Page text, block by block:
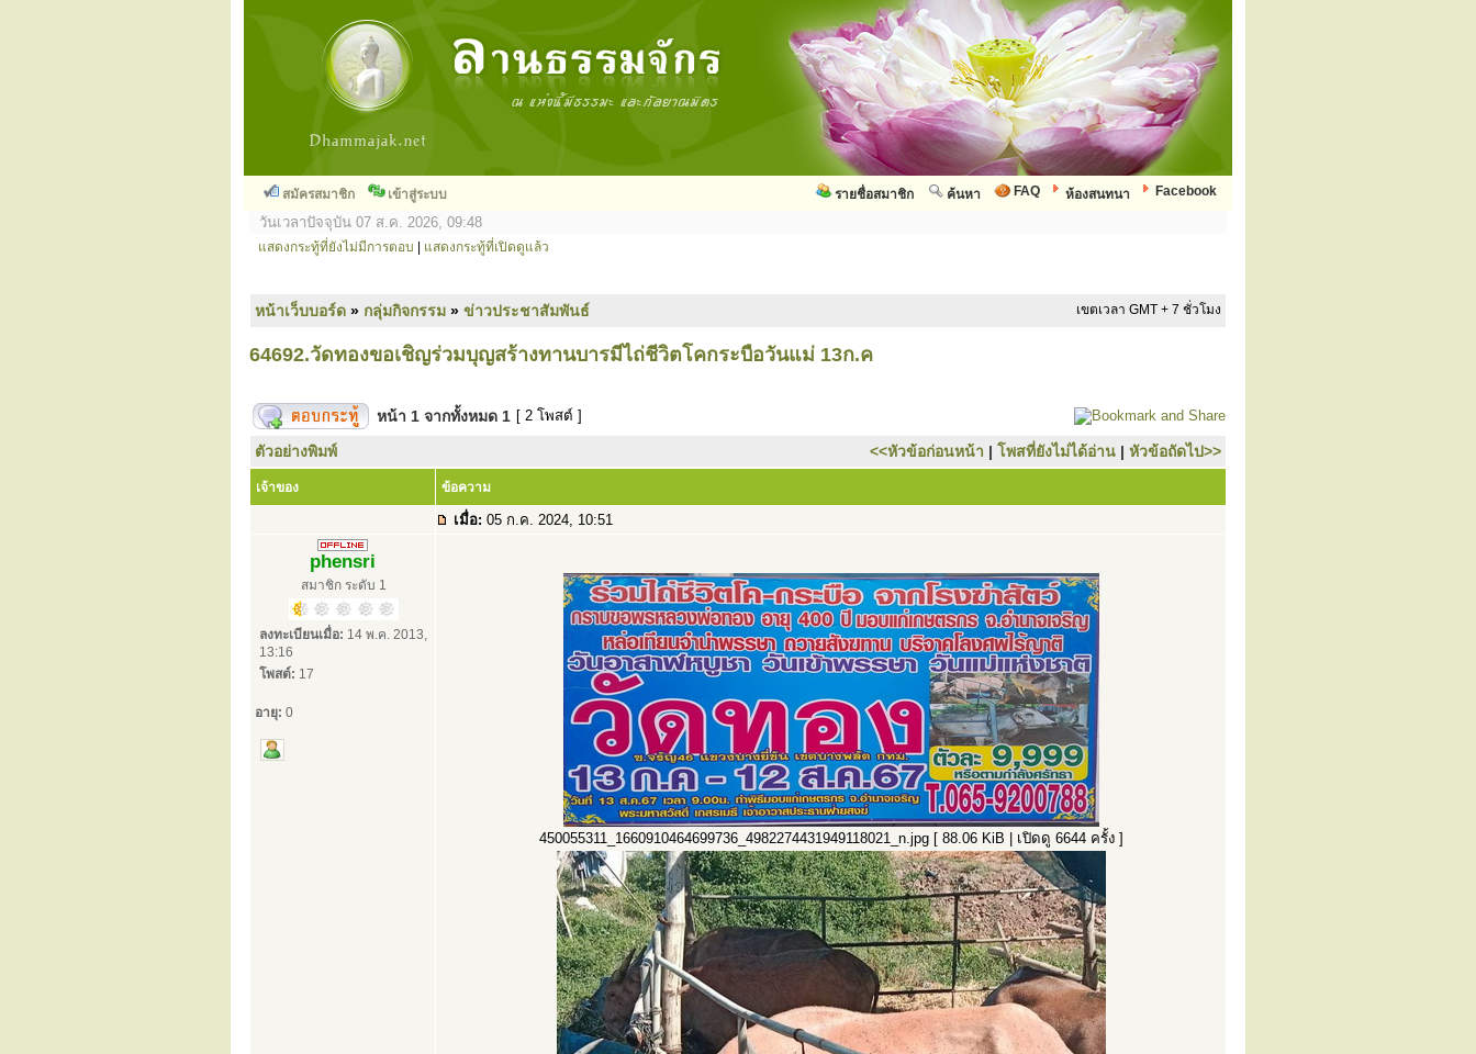
สมัครสมาชิก เข้าสู่ระบบ Facebook
ห้องสนทนา
FAQ
ค้นหา
รายชื่อสมาชิก
วันเวลาปัจจุบัน 07 ส.ค. 2026, 09:48
แสดงกระทู้ที่ยังไม่มีการตอบ แสดงกระทู้ที่เปิดดูแล้ว
หน้าเว็บบอร์ด » กลุ่มกิจกรรม » ข่าวประชาสัมพันธ์ เขตเวลา GMT + 7 ชั่วโมง
64692.วัดทองขอเชิญร่วมบุญสร้างทานบารมีไถ่ชีวิตโคกระบือวันแม่ 13ก.ค
หน้า 1 จากทั้งหมด 1 [ 2 โพสต์ ]
ตัวอย่างพิมพ์ <<หัวข้อก่อนหน้า | โพสที่ยังไม่ได้อ่าน | หัวข้อถัดไป>>
เจ้าของ ข้อความ
เมื่อ: 05 ก.ค. 2024, 10:51
phensri
สมาชิก ระดับ 1
ลงทะเบียนเมื่อ: 14 พ.ค. 2013,
13:16
โพสต์: 17
อายุ: 0
450055311_1660910464699736_4982274431949118021_n.jpg [ 88.06 KiB | เปิดดู 6644 ครั้ง ]